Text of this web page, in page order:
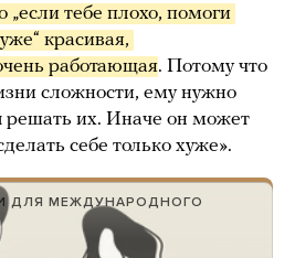
„если тебе плохо, помоги
красивая,
работающая. Потому что
сложности, ему нужно
решать их. Иначе он может
себе только хуже».
ДЛЯ МЕЖДУНАРОДНОГО